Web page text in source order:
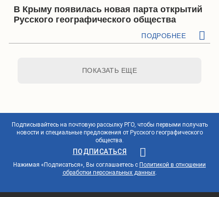
В Крыму появилась новая парта открытий
Русского географического общества
ПОДРОБНЕЕ
ПОКАЗАТЬ ЕЩЕ
Подписывайтесь на почтовую рассылку РГО, чтобы первыми получать
новости и специальные предложения от Русского географического
общества.
ПОДПИСАТЬСЯ
Нажимая «Подписаться», Вы соглашаетесь с Политикой в отношении
обработки персональных данных.